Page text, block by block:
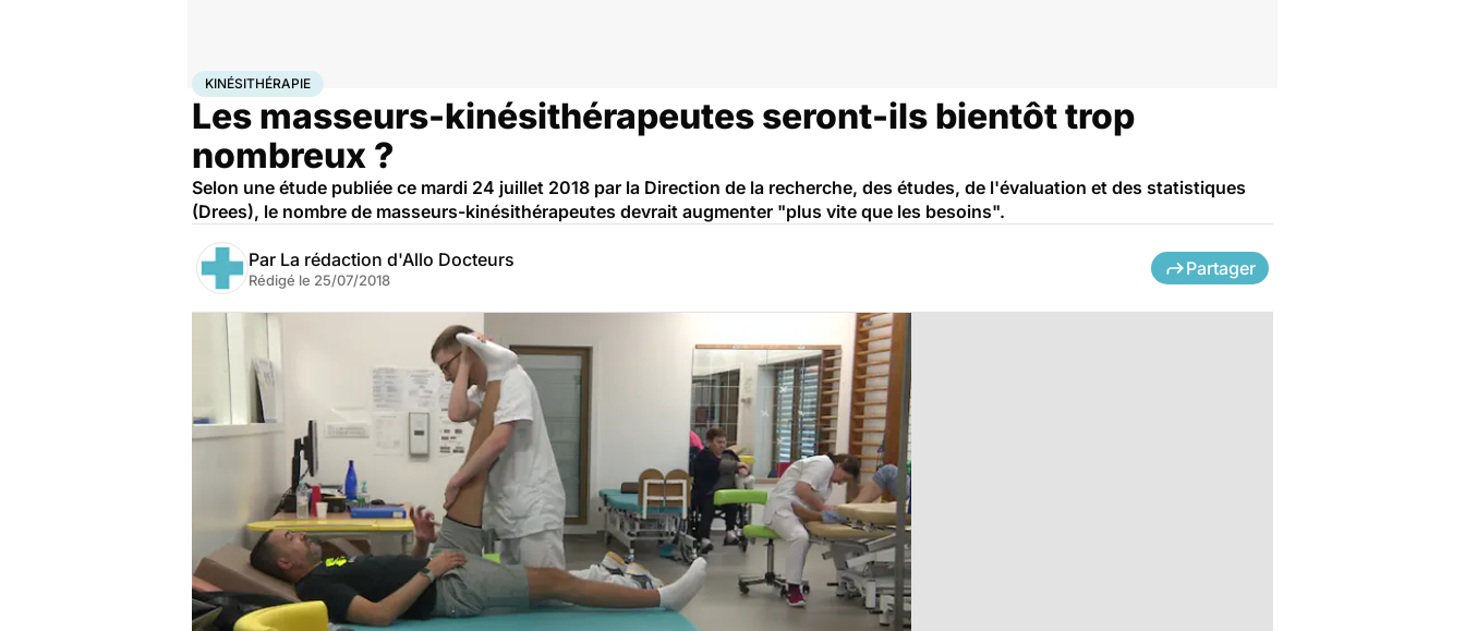
AccueilSantéKinésithérapie
KINÉSITHÉRAPIE
Les masseurs-kinésithérapeutes seront-ils bientôt trop
nombreux ?
Selon une étude publiée ce mardi 24 juillet 2018 par la Direction de la recherche, des études, de l'évaluation et des statistiques
(Drees), le nombre de masseurs-kinésithérapeutes devrait augmenter "plus vite que les besoins".
Par La rédaction d'Allo Docteurs
Rédigé le 25/07/2018
Partager